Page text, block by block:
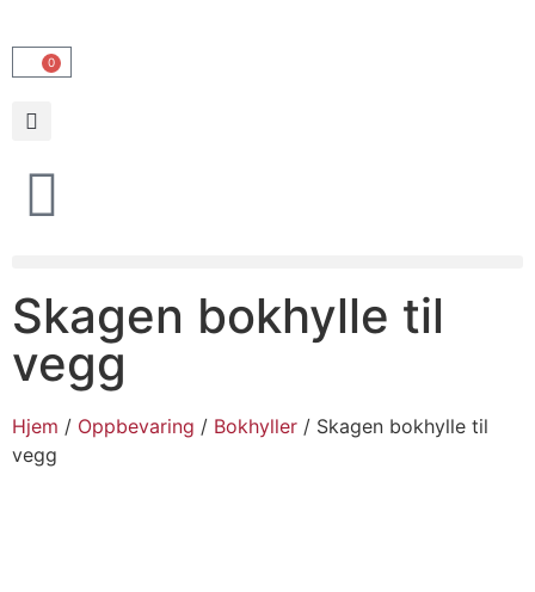
0
Skagen bokhylle til
vegg
Hjem / Oppbevaring / Bokhyller / Skagen bokhylle til
vegg